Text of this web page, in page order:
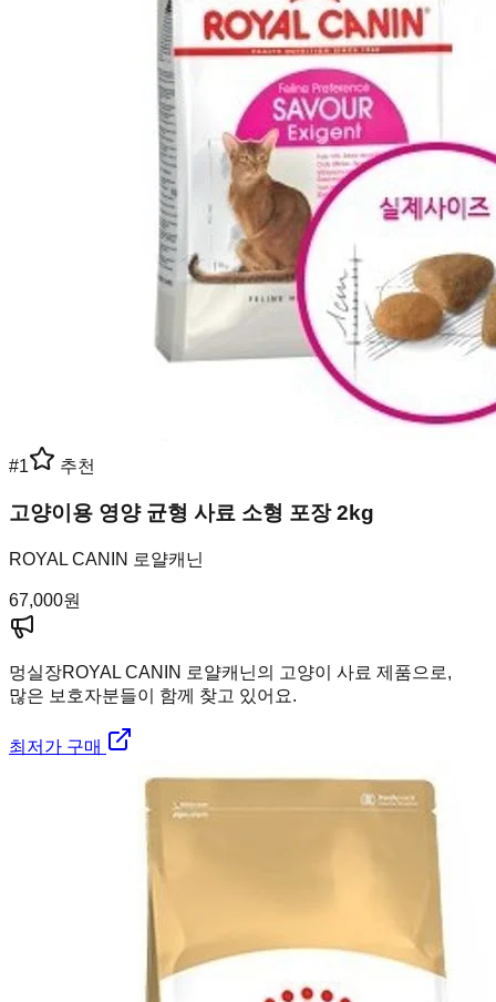
#1 추천
고양이용 영양 균형 사료 소형 포장 2kg
ROYAL CANIN 로얄캐닌
67,000원
멍실장ROYAL CANIN 로얄캐닌의 고양이 사료 제품으로,
많은 보호자분들이 함께 찾고 있어요.
최저가 구매